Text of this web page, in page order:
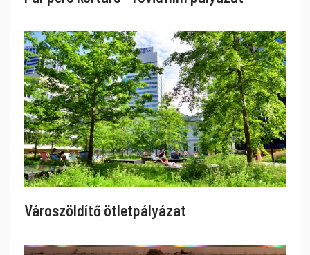
Városzöldítő ötletpályázat